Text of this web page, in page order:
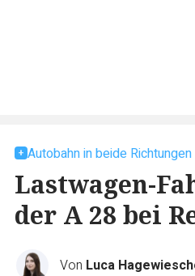
Autobahn in beide
Lastwagen-
der A 28 bei
Von Luca